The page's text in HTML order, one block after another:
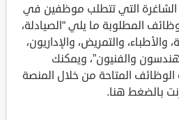
الشاغرة التي تتطلب موظفين في
المطلوبة ما يلي “الصيادلة،
والتمريض، والإداريون،
والفنيون”، ويمكنك
المتاحة من خلال المنصة
بالضغط هنا.